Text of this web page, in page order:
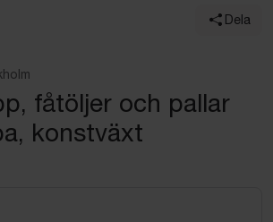
Dela
fåtöljer och pallar
konstväxt